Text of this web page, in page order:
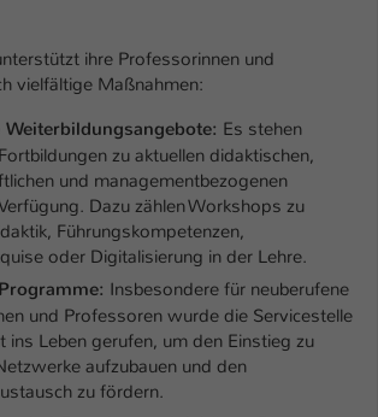
ihre Professorinnen und
vielfältige Maßnahmen:
Es stehen
zu aktuellen didaktischen,
und managementbezogenen
Dazu zählen Workshops zu
Führungskompetenzen,
oder Digitalisierung in der Lehre.
Insbesondere für neuberufene
und Professoren wurde die Servicestelle
ins Leben gerufen, um den Einstieg zu
aufzubauen und den
zu fördern.
Speicherung Ihrer vorgenommen
Einstellungen, falls der Webseiten-
fe_typo_user / PHPSESSID
TYPO3
1 Woche
Dieses Cookie ist ein Standard-Session-
Cookie von TYPO3. Es speichert im Fall
eines Intranet-Logins die Session-ID. So